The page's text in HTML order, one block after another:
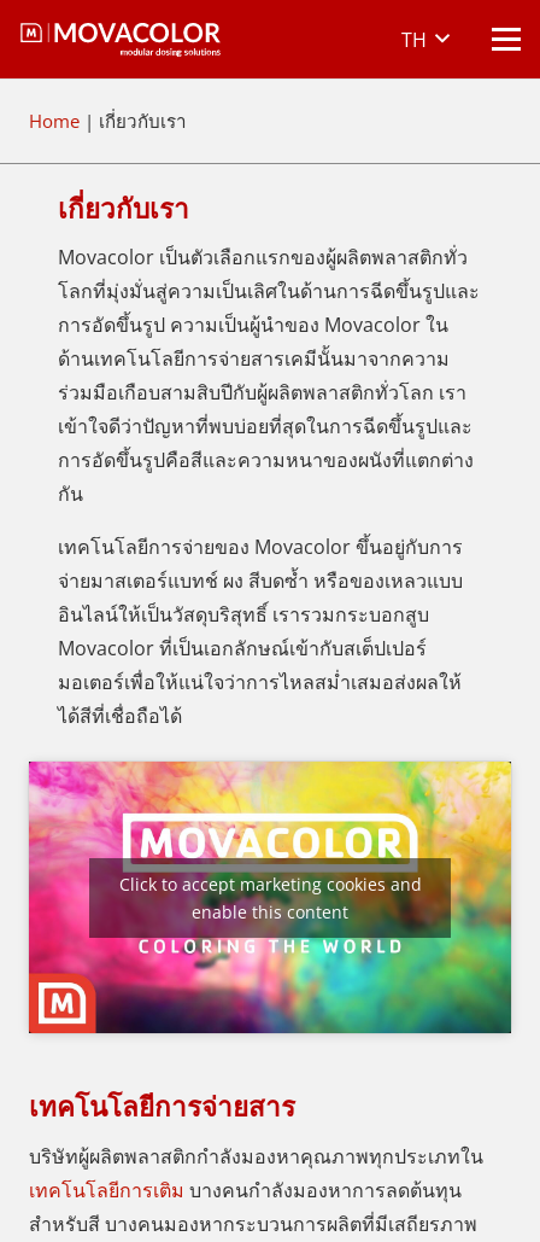
TH
Home | เกี่ยวกับเรา
เกี่ยวกับเรา
Movacolor เป็นตัวเลือกแรกของผู้ผลิตพลาสติกทั่ว
โลกที่มุ่งมั่นสู่ความเป็นเลิศในด้านการฉีดขึ้นรูปและ
การอัดขึ้นรูป ความเป็นผู้นำของ Movacolor ใน
ด้านเทคโนโลยีการจ่ายสารเคมีนั้นมาจากความ
ร่วมมือเกือบสามสิบปีกับผู้ผลิตพลาสติกทั่วโลก เรา
เข้าใจดีว่าปัญหาที่พบบ่อยที่สุดในการฉีดขึ้นรูปและ
การอัดขึ้นรูปคือสีและความหนาของผนังที่แตกต่าง
กัน
เทคโนโลยีการจ่ายของ Movacolor ขึ้นอยู่กับการ
จ่ายมาสเตอร์แบทช์ ผง สีบดซ้ำ หรือของเหลวแบบ
อินไลน์ให้เป็นวัสดุบริสุทธิ์ เรารวมกระบอกสูบ
Movacolor ที่เป็นเอกลักษณ์เข้ากับสเต็ปเปอร์
มอเตอร์เพื่อให้แน่ใจว่าการไหลสม่ำเสมอส่งผลให้
ได้สีที่เชื่อถือได้
Click to accept marketing cookies and
enable this content
เทคโนโลยีการจ่ายสาร
บริษัทผู้ผลิตพลาสติกกำลังมองหาคุณภาพทุกประเภทใน
เทคโนโลยีการเติม บางคนกำลังมองหาการลดต้นทุน
สำหรับสี บางคนมองหากระบวนการผลิตที่มีเสถียรภาพ